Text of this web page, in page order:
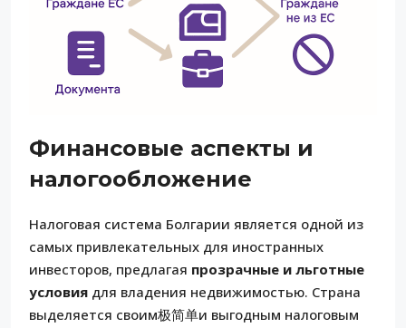
Финансовые аспекты и
налогообложение
Налоговая система Болгарии является одной из
самых привлекательных для иностранных
инвесторов, предлагая прозрачные и льготные
условия для владения недвижимостью. Страна
выделяется своим极简单и выгодным налоговым